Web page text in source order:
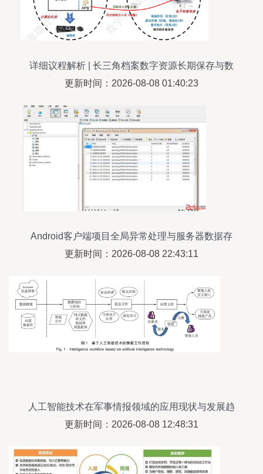
详细议程解析 | 长三角档案数字资源长期保存与数
据安全治理专题培训 数据处理与存储支持服务
更新时间：2026-08-08 01:40:23
Android客户端项目全局异常处理与服务器数据存
储支持服务设计探讨
更新时间：2026-08-08 22:43:11
人工智能技术在军事情报领域的应用现状与发展趋
势 数据处理与存储支持服务的重要性
更新时间：2026-08-08 12:48:31